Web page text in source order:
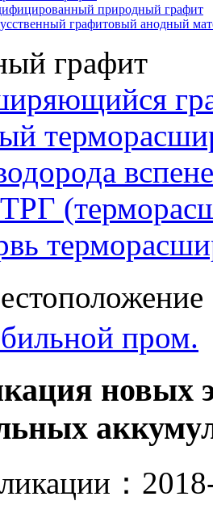
природный графит
графитовый анодный
графит
пром.
новых
：